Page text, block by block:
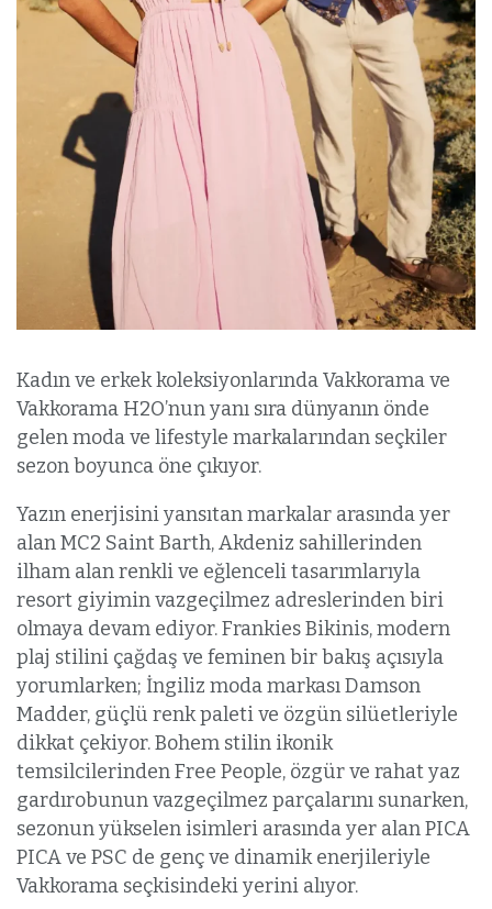
Kadın ve erkek koleksiyonlarında Vakkorama ve
Vakkorama H2O’nun yanı sıra dünyanın önde
gelen moda ve lifestyle markalarından seçkiler
sezon boyunca öne çıkıyor.
Yazın enerjisini yansıtan markalar arasında yer
alan MC2 Saint Barth, Akdeniz sahillerinden
ilham alan renkli ve eğlenceli tasarımlarıyla
resort giyimin vazgeçilmez adreslerinden biri
olmaya devam ediyor. Frankies Bikinis, modern
plaj stilini çağdaş ve feminen bir bakış açısıyla
yorumlarken; İngiliz moda markası Damson
Madder, güçlü renk paleti ve özgün silüetleriyle
dikkat çekiyor. Bohem stilin ikonik
temsilcilerinden Free People, özgür ve rahat yaz
gardırobunun vazgeçilmez parçalarını sunarken,
sezonun yükselen isimleri arasında yer alan PICA
PICA ve PSC de genç ve dinamik enerjileriyle
Vakkorama seçkisindeki yerini alıyor.